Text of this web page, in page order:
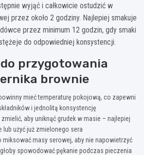
wyjąć i całkowicie ostudzić w
przez około 2 godziny. Najlepiej smakuje
przez minimum 12 godzin, gdy smaki
do odpowiedniej konsystencji.
przygotowania
brownie
mieć temperaturę pokojową, co zapewni
i jednolitą konsystencję
zmielić, aby uniknąć grudek w masie – najlepiej
lub użyć już zmielonego sera
miksować masy serowej, aby nie napowietrzyć
spowodować pękanie podczas pieczenia